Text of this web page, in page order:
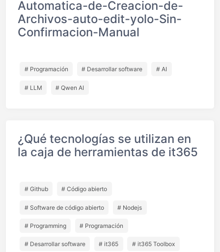
Automatica-de-Creacion-de-
Archivos-auto-edit-yolo-Sin-
Confirmacion-Manual
# Programación # Desarrollar software # AI
# LLM # Qwen AI
¿Qué tecnologías se utilizan en
la caja de herramientas de it365
# Github # Código abierto
# Software de código abierto # Nodejs
# Programming # Programación
# Desarrollar software # it365 # it365 Toolbox